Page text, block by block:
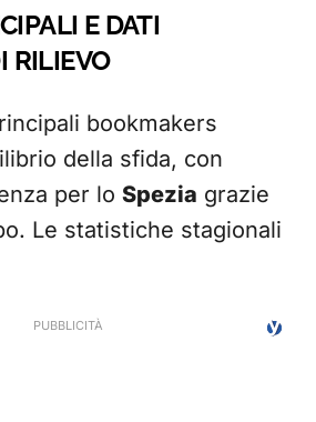
E DATI
RILIEVO
bookmakers
della sfida, con
per lo Spezia grazie
Le statistiche stagionali